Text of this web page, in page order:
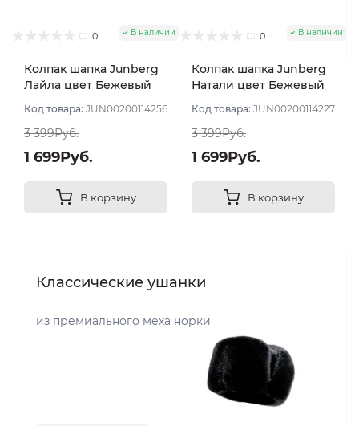
0 В наличии
Колпак шапка Junberg
Лайла цвет Бежевый
Код товара: JUN00200114256
3 399Руб.
1 699Руб.
В корзину
0 В наличии
Колпак шапка Junberg
Натали цвет Бежевый
Код товара: JUN00200114227
3 399Руб.
1 699Руб.
В корзину
Классические ушанки
из премиального меха норки